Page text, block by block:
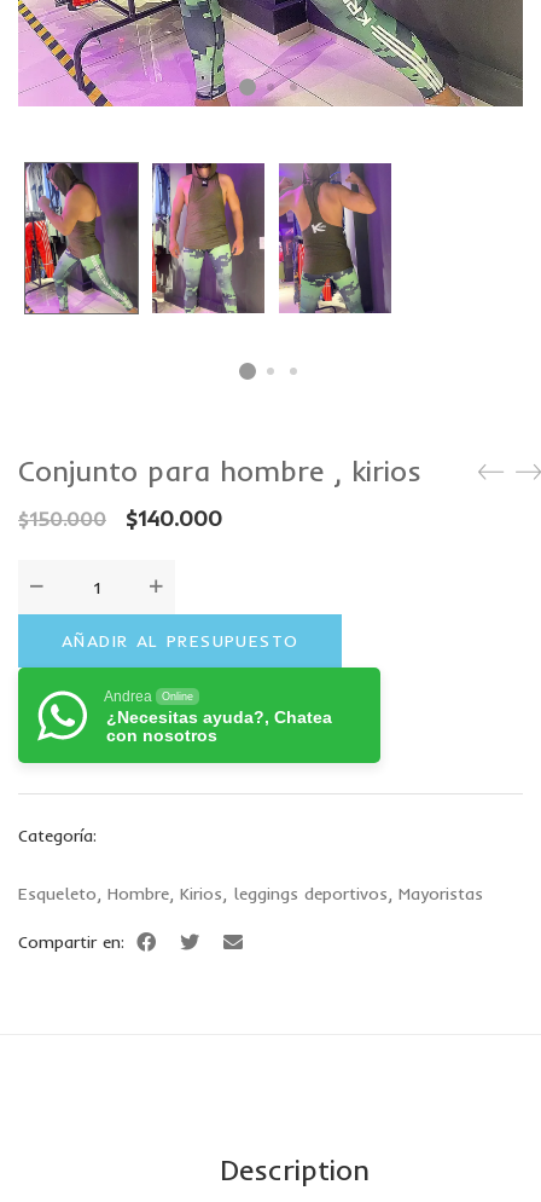
PLUS SIZE
Conjunto para hombre , kirios
$150.000 $140.000
AÑADIR AL PRESUPUESTO
Andrea Online
¿Necesitas ayuda?, Chatea
con nosotros
Categoría:
Esqueleto, Hombre, Kirios, leggings deportivos, Mayoristas
Compartir en:
Description